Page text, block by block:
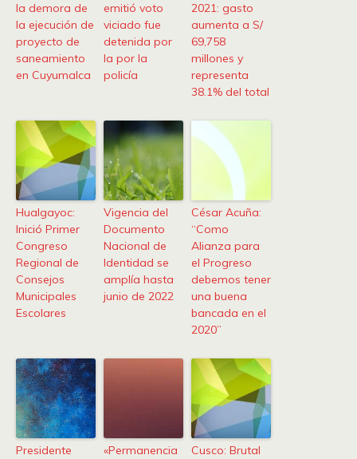
la demora de
la ejecución de
proyecto de
saneamiento
en Cuyumalca
emitió voto
viciado fue
detenida por
la por la
policía
2021: gasto
aumenta a S/
69,758
millones y
representa
38.1% del total
Hualgayoc:
Inició Primer
Congreso
Regional de
Consejos
Municipales
Escolares
Vigencia del
Documento
Nacional de
Identidad se
amplía hasta
junio de 2022
César Acuña:
“Como
Alianza para
el Progreso
debemos tener
una buena
bancada en el
2020”
Presidente
«Permanencia
Cusco: Brutal